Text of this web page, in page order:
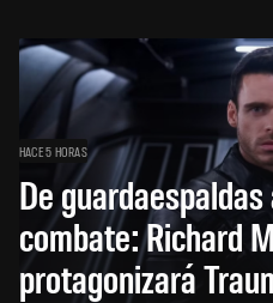
HACE 5 HORAS
De
combate: Richard
protagonizará